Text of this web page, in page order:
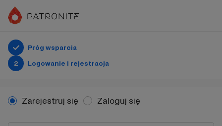
Próg wsparcia
2
Logowanie i rejestracja
Zarejestruj się Zaloguj się